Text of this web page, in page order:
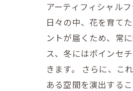
アーティフィシャル
日々の中、花を育て
ントが届くため、常
ス、冬にはポインセ
きます。 さらに、こ
ある空間を演出する